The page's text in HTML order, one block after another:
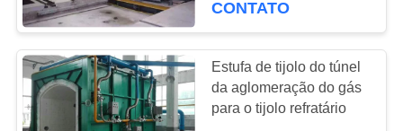
SOLICITE UM
ORÇAMENTO
MAPA
CONTATO
Estufa de tijolo do túnel
da aglomeração do gás
para o tijolo refratário